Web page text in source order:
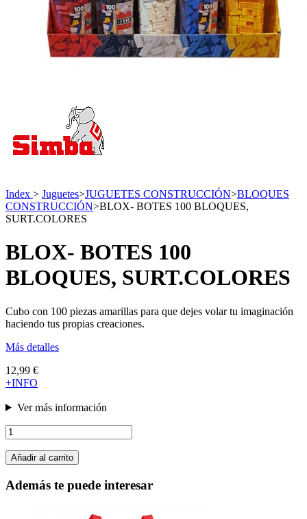
Index > Juguetes>JUGUETES CONSTRUCCIÓN>BLOQUES
CONSTRUCCIÓN>BLOX- BOTES 100 BLOQUES,
SURT.COLORES
BLOX- BOTES 100
BLOQUES, SURT.COLORES
Cubo con 100 piezas amarillas para que dejes volar tu imaginación
haciendo tus propias creaciones.
Más detalles
12,99 €
+INFO
Ver más información
Añadir al carrito
Además te puede interesar